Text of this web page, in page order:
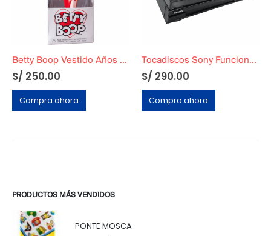
Betty Boop Vestido Años 90
S/ 250.00
Compra ahora
Tocadiscos Sony Funcional Original
S/ 290.00
Compra ahora
PRODUCTOS MÁS VENDIDOS
PONTE MOSCA